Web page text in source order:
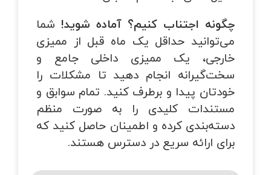
چگونه اجتناب کنیم؟ آماده شوید! شما
می‌توانید حداقل یک ماه قبل از ممیزی
خارجی، یک ممیزی داخلی جامع و
سخت‌گیرانه انجام دهید تا مشکلات را
خودتان پیدا و برطرف کنید. تمام سوابق و
مستندات کلیدی را به صورت منظم
دسته‌بندی کرده و اطمینان حاصل کنید که
برای ارائه سریع در دسترس هستند.